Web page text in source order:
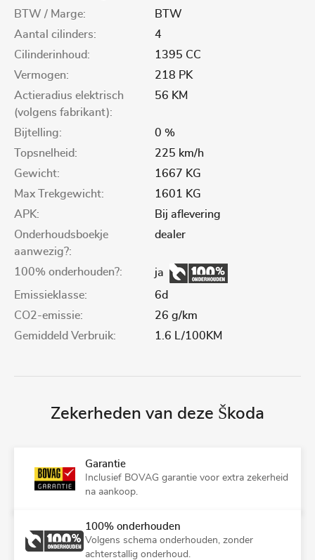
BTW / Marge:
BTW
Aantal cilinders:
4
Cilinderinhoud:
1395 CC
Vermogen:
218 PK
Actieradius elektrisch
(volgens fabrikant):
56 KM
Bijtelling:
0 %
Topsnelheid:
225 km/h
Gewicht:
1667 KG
Max Trekgewicht:
1601 KG
APK:
Bij aflevering
Onderhoudsboekje
aanwezig?:
dealer
100% onderhouden?: ja
Emissieklasse:
6d
CO2-emissie:
26 g/km
Gemiddeld Verbruik:
1.6 L/100KM
Zekerheden van deze Škoda
Garantie
Inclusief BOVAG garantie voor extra zekerheid
na aankoop.
100% onderhouden
Volgens schema onderhouden, zonder
achterstallig onderhoud.